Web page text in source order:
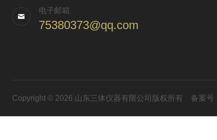
电子邮箱
75380373@qq.com
Copyright © 2026 山东三体仪器有限公司版权所有 备案号